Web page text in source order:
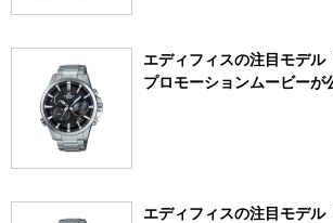
エディフィスの注目モデル
プロモーションムービーが
エディフィスの注目モデル